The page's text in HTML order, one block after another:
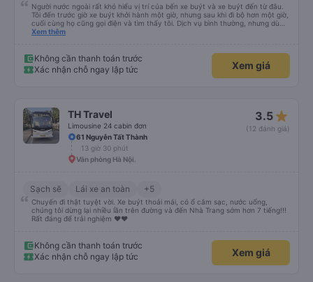
Người nước ngoài rất khó hiểu vị trí của bến xe buýt và xe buýt đến từ đâu.
Tôi đến trước giờ xe buýt khởi hành một giờ, nhưng sau khi đi bộ hơn một giờ,
cuối cùng họ cũng gọi điện và tìm thấy tôi. Dịch vụ bình thường, nhưng dù
sao thì tôi ngủ ngon hơn ở khách sạn vì tôi rất thoải mái. Sẽ tuyệt hơn nếu
Xem thêm
Không cần thanh toán trước
Xác nhận chỗ ngay lập tức
Xem giá
TH Travel
Limousine 24 cabin đơn
3.5 star_rate
(12 đánh giá)
61 Nguyễn Tất Thành
13 giờ 30 phút
Văn phòng Hà Nội.
Sạch sẽ Lái xe an toàn +5
Chuyến đi thật tuyệt vời. Xe buýt thoải mái, có ổ cắm sạc, nước uống,
chúng tôi dừng lại nhiều lần trên đường và đến Nhà Trang sớm hơn 7 tiếng!!!
Rất đáng để trải nghiệm ♥️♥️
Không cần thanh toán trước
Xác nhận chỗ ngay lập tức
Xem giá